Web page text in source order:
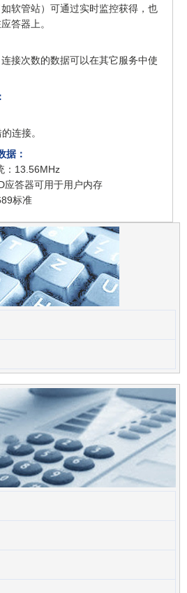
软管站）可通过实时监控获得，也
答器上。
接次数的数据可以在其它服务中使
连接。
据：
13.56MHz
答器可用于用户内存
标准